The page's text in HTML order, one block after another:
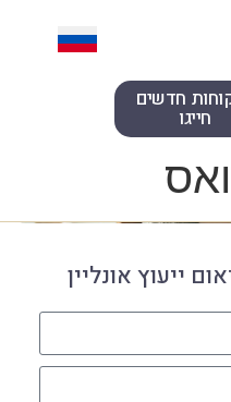
חדשים
חייגו
ייעוץ אונליין